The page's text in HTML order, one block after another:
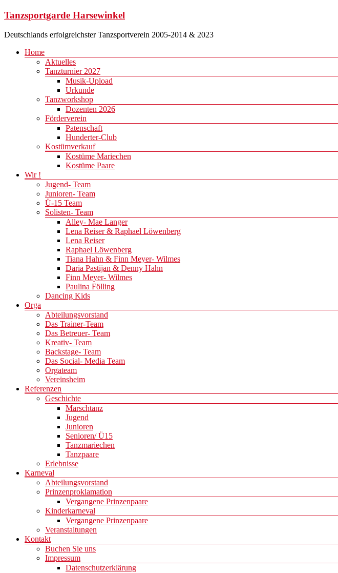
Zum
springen
Tanzsportgarde Harsewinkel
Deutschlands erfolgreichster Tanzsportverein 2005-2014 & 2023
Menü
Home
Aktuelles
Tanzturnier 2027
Musik-Upload
Urkunde
Tanzworkshop
Dozenten 2026
Förderverein
Patenschaft
Hunderter-Club
Kostümverkauf
Kostüme Mariechen
Kostüme Paare
Wir !
Jugend- Team
Junioren- Team
Ü-15 Team
Solisten- Team
Alley- Mae Langer
Lena Reiser & Raphael Löwenberg
Lena Reiser
Raphael Löwenberg
Tiana Hahn & Finn Meyer- Wilmes
Daria Pastijan & Denny Hahn
Finn Meyer- Wilmes
Paulina Fölling
Dancing Kids
Orga
Abteilungsvorstand
Das Trainer-Team
Das Betreuer- Team
Kreativ- Team
Backstage- Team
Das Social- Media Team
Orgateam
Vereinsheim
Referenzen
Geschichte
Marschtanz
Jugend
Junioren
Senioren/ Ü15
Tanzmariechen
Tanzpaare
Erlebnisse
Karneval
Abteilungsvorstand
Prinzenproklamation
Vergangene Prinzenpaare
Kinderkarneval
Vergangene Prinzenpaare
Veranstaltungen
Kontakt
Buchen Sie uns
Impressum
Datenschutzerklärung